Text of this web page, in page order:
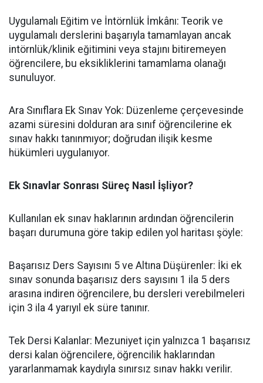
​Uygulamalı Eğitim ve İntörnlük İmkânı: Teorik ve
uygulamalı derslerini başarıyla tamamlayan ancak
intörnlük/klinik eğitimini veya stajını bitiremeyen
öğrencilere, bu eksikliklerini tamamlama olanağı
sunuluyor.
​Ara Sınıflara Ek Sınav Yok: Düzenleme çerçevesinde
azami süresini dolduran ara sınıf öğrencilerine ek
sınav hakkı tanınmıyor; doğrudan ilişik kesme
hükümleri uygulanıyor.
Ek Sınavlar Sonrası Süreç Nasıl İşliyor?
​Kullanılan ek sınav haklarının ardından öğrencilerin
başarı durumuna göre takip edilen yol haritası şöyle:
​Başarısız Ders Sayısını 5 ve Altına Düşürenler: İki ek
sınav sonunda başarısız ders sayısını 1 ila 5 ders
arasına indiren öğrencilere, bu dersleri verebilmeleri
için 3 ila 4 yarıyıl ek süre tanınır.
​Tek Dersi Kalanlar: Mezuniyet için yalnızca 1 başarısız
dersi kalan öğrencilere, öğrencilik haklarından
yararlanmamak kaydıyla sınırsız sınav hakkı verilir.